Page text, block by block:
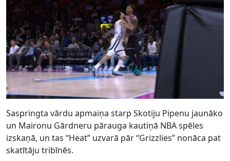
Saspringta vārdu apmaiņa starp Skotiju Pipenu jaunāko
un Maironu Gārdneru pārauga kautiņā NBA spēles
izskaņā, un tas “Heat” uzvarā pār “Grizzlies” nonāca pat
skatītāju tribīnēs.